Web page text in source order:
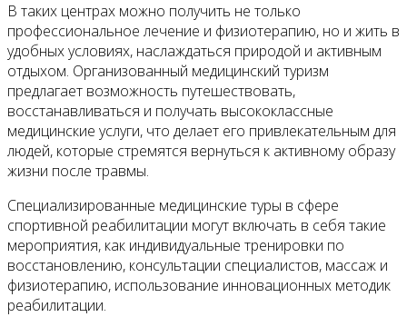
В таких центрах можно получить не только
профессиональное лечение и физиотерапию, но и жить в
удобных условиях, наслаждаться природой и активным
отдыхом. Организованный медицинский туризм
предлагает возможность путешествовать,
восстанавливаться и получать высококлассные
медицинские услуги, что делает его привлекательным для
людей, которые стремятся вернуться к активному образу
жизни после травмы.
Специализированные медицинские туры в сфере
спортивной реабилитации могут включать в себя такие
мероприятия, как индивидуальные тренировки по
восстановлению, консультации специалистов, массаж и
физиотерапию, использование инновационных методик
реабилитации.